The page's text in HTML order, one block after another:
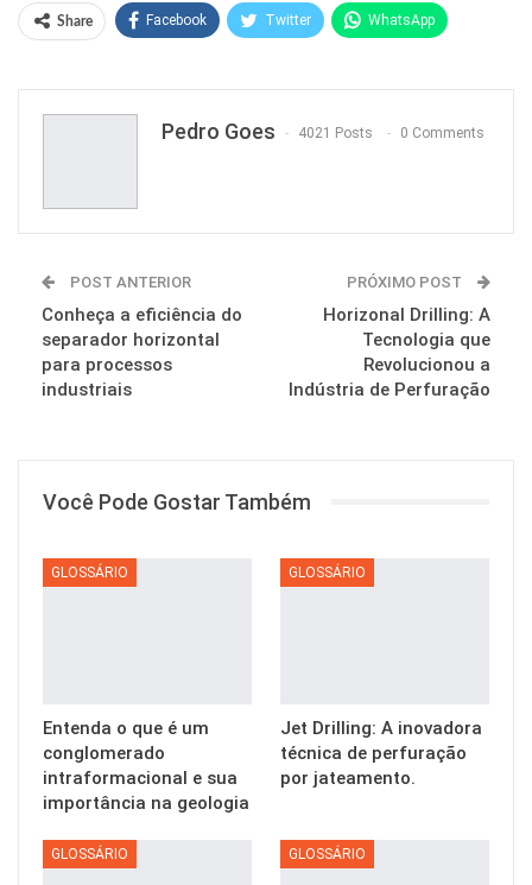
Share Facebook Twitter WhatsApp
Pedro Goes 4021 Posts 0 Comments
POST ANTERIOR
Conheça a eficiência do
separador horizontal
para processos
industriais
PRÓXIMO POST
Horizonal Drilling: A
Tecnologia que
Revolucionou a
Indústria de Perfuração
Você Pode Gostar Também
GLOSSÁRIO
Entenda o que é um
conglomerado
intraformacional e sua
importância na geologia
GLOSSÁRIO
Jet Drilling: A inovadora
técnica de perfuração
por jateamento.
GLOSSÁRIO GLOSSÁRIO